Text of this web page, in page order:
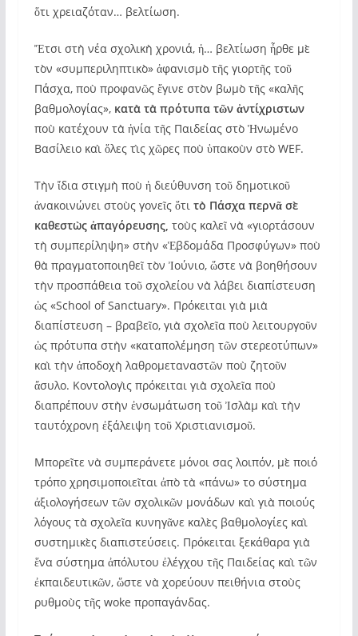
ὅτι χρειαζόταν… βελτίωση.
Ἔτσι στὴ νέα σχολικὴ χρονιά, ἡ… βελτίωση ἦρθε μὲ
τὸν «συμπεριληπτικὸ» ἀφανισμὸ τῆς γιορτῆς τοῦ
Πάσχα, ποὺ προφανῶς ἔγινε στὸν βωμὸ τῆς «καλῆς
βαθμολογίας», κατὰ τὰ πρότυπα τῶν ἀντίχριστων
ποὺ κατέχουν τὰ ἡνία τῆς Παιδείας στὸ Ἡνωμένο
Βασίλειο καὶ ὅλες τὶς χῶρες ποὺ ὑπακοὺν στὸ WEF.
Τὴν ἴδια στιγμὴ ποὺ ἡ διεύθυνση τοῦ δημοτικοῦ
ἀνακοινώνει στοὺς γονεῖς ὅτι τὸ Πάσχα περνᾶ σὲ
καθεστὼς ἀπαγόρευσης, τοὺς καλεῖ νὰ «γιορτάσουν
τὴ συμπερίληψη» στὴν «Ἑβδομάδα Προσφύγων» ποὺ
θὰ πραγματοποιηθεῖ τὸν Ἰούνιο, ὥστε νὰ βοηθήσουν
τὴν προσπάθεια τοῦ σχολείου νὰ λάβει διαπίστευση
ὡς «School of Sanctuary». Πρόκειται γιὰ μιὰ
διαπίστευση – βραβεῖο, γιὰ σχολεῖα ποὺ λειτουργοῦν
ὡς πρότυπα στὴν «καταπολέμηση τῶν στερεοτύπων»
καὶ τὴν ἀποδοχὴ λαθρομεταναστῶν ποὺ ζητοῦν
ἄσυλο. Κοντολογὶς πρόκειται γιὰ σχολεῖα ποὺ
διαπρέπουν στὴν ἐνσωμάτωση τοῦ Ἰσλὰμ καὶ τὴν
ταυτόχρονη ἐξάλειψη τοῦ Χριστιανισμοῦ.
Μπορεῖτε νὰ συμπεράνετε μόνοι σας λοιπόν, μὲ ποιό
τρόπο χρησιμοποιεῖται ἀπὸ τὰ «πάνω» το σύστημα
ἀξιολογήσεων τῶν σχολικῶν μονάδων καὶ γιὰ ποιούς
λόγους τὰ σχολεῖα κυνηγᾶνε καλὲς βαθμολογίες καὶ
συστημικὲς διαπιστεύσεις. Πρόκειται ξεκάθαρα γιὰ
ἕνα σύστημα ἀπόλυτου ἐλέγχου τῆς Παιδείας καὶ τῶν
ἐκπαιδευτικῶν, ὥστε νὰ χορεύουν πειθήνια στοὺς
ρυθμοὺς τῆς woke προπαγάνδας.